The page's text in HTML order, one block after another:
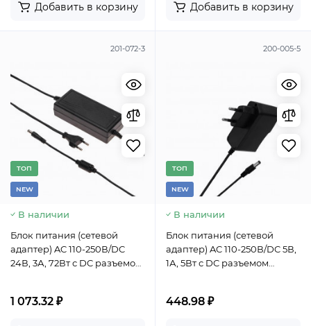
Добавить в корзину Добавить в корзину
201-072-3
TОП
NEW
В наличии
Блок питания (сетевой
адаптер) AC 110-250В/DC
24В, 3А, 72Вт с DC разъемом
1 073.32 ₽
200-005-5
TОП
NEW
В наличии
Блок питания (сетевой
адаптер) AC 110-250В/DC 5В,
1А, 5Вт с DC разъемом
448.98 ₽